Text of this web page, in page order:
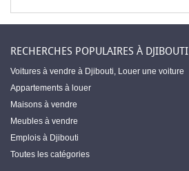
RECHERCHES POPULAIRES À DJIBOUTI
Voitures à vendre à Djibouti, Louer une voiture
Appartements à louer
Maisons à vendre
Meubles à vendre
Emplois à Djibouti
Toutes les catégories